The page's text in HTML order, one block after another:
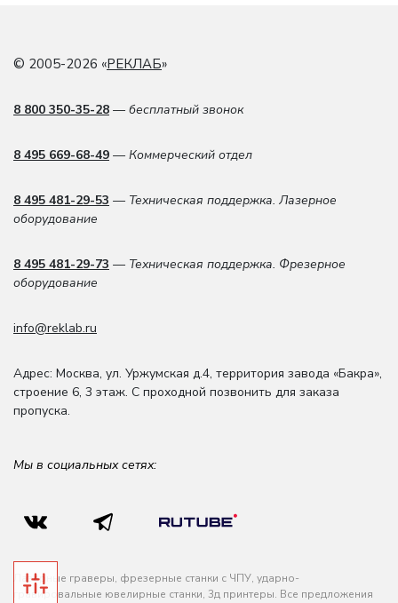
© 2005-2026 «РЕКЛАБ»
8 800 350-35-28 — бесплатный звонок
8 495 669-68-49 — Коммерческий отдел
8 495 481-29-53 — Техническая поддержка. Лазерное
оборудование
8 495 481-29-73 — Техническая поддержка. Фрезерное
оборудование
info@reklab.ru
Адрес: Москва, ул. Уржумская д.4, территория завода «Бакра»,
строение 6, 3 этаж. С проходной позвонить для заказа
пропуска.
Мы в социальных сетях:
Лазерные граверы, фрезерные станки с ЧПУ, ударно-
гравировальные ювелирные станки, 3д принтеры. Все предложения